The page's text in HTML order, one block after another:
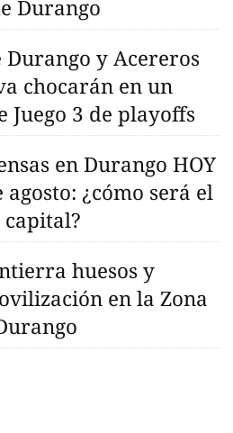
Durango
Durango y Acereros
chocarán en un
Juego 3 de playoffs
en Durango HOY
agosto: ¿cómo será el
huesos y
en la Zona